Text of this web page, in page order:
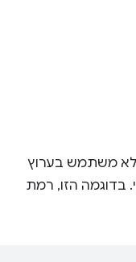
לא משתמש בערוץ
בדוגמה הזו, רמת